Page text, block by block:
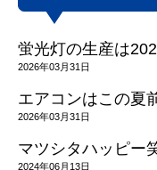
蛍光灯の生産は
2026年03月31日
エアコンはこの夏
2026年03月31日
マツシタハッピー
2024年06月13日